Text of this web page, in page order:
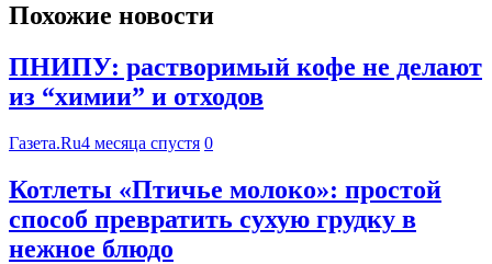
Похожие новости
ПНИПУ: растворимый кофе не делают
из “химии” и отходов
Газета.Ru4 месяца спустя 0
Котлеты «Птичье молоко»: простой
способ превратить сухую грудку в
нежное блюдо